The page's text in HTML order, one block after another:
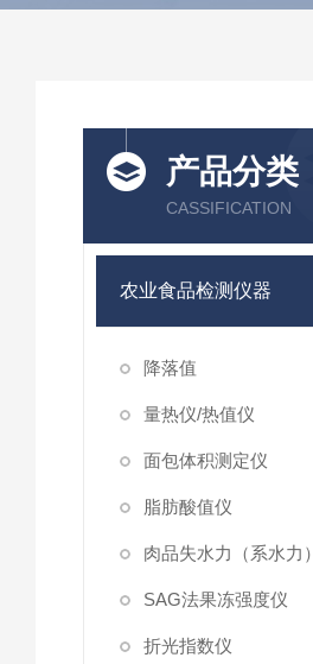
产品分类
CASSIFICATION
农业食品检测仪器
降落值
量热仪/热值仪
面包体积测定仪
脂肪酸值仪
肉品失水力（系水力）
SAG法果冻强度仪
折光指数仪